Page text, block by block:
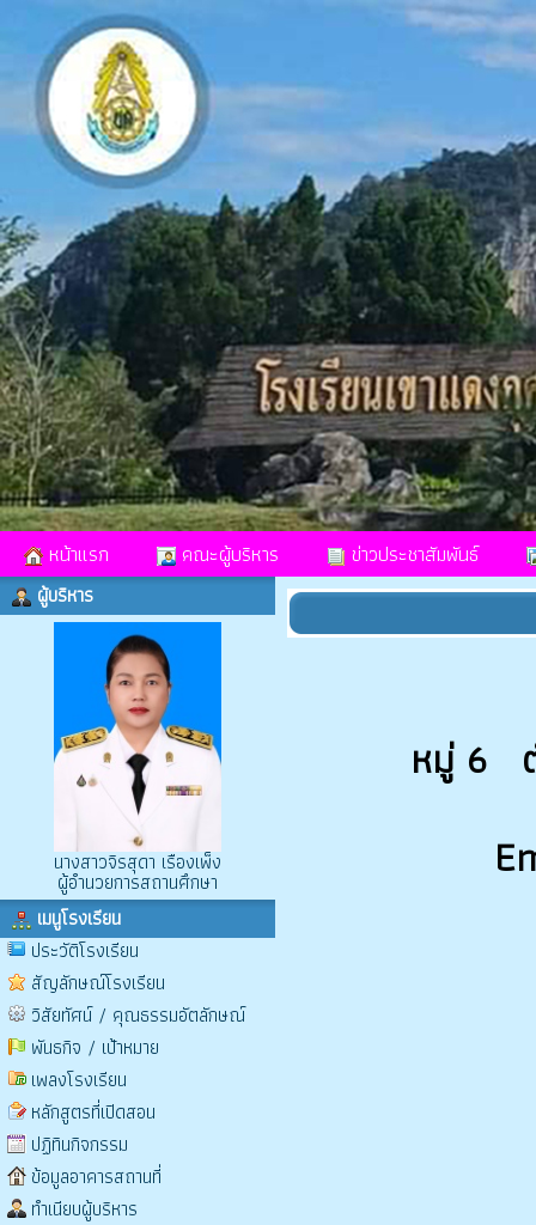
หน้าแรก คณะผู้บริหาร ข่าวประชาสัมพันธ์
ผู้บริหาร
นางสาวจิรสุดา เรืองเพ็ง
ผู้อำนวยการสถานศึกษา
เมนูโรงเรียน
ประวัติโรงเรียน
สัญลักษณ์โรงเรียน
วิสัยทัศน์ / คุณธรรมอัตลักษณ์
พันธกิจ / เป้าหมาย
เพลงโรงเรียน
หลักสูตรที่เปิดสอน
ปฏิทินกิจกรรม
ข้อมูลอาคารสถานที่
ทำเนียบผู้บริหาร
หมู่ 6 ต